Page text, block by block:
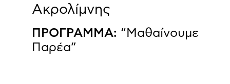
Ακρολίμνης
ΠΡΟΓΡΑΜΜΑ: “Μαθαίνουμε
Παρέα”